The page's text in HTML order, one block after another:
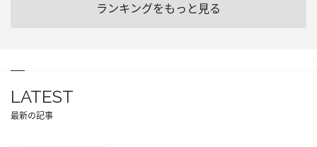
ランキングをもっと見る
LATEST
最新の記事